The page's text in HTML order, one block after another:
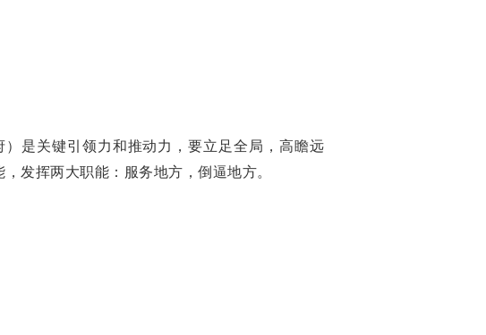
是关键引领力和推动力，要立足全局，高瞻远
发挥两大职能：服务地方，倒逼地方。